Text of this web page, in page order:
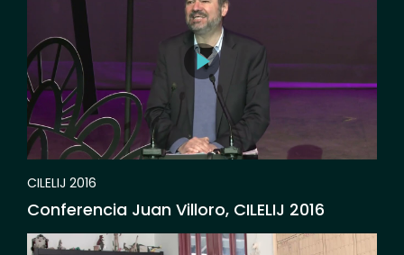
CILELIJ 2016
Conferencia Juan Villoro, CILELIJ 2016